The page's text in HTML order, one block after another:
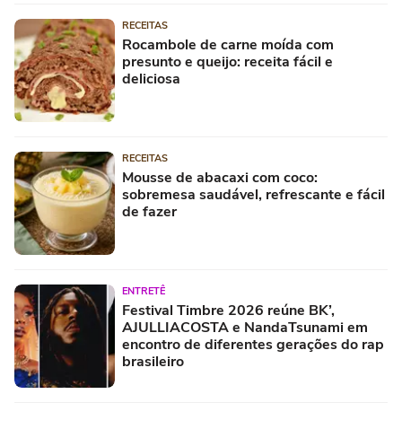
RECEITAS
Rocambole de carne moída com
presunto e queijo: receita fácil e
deliciosa
RECEITAS
Mousse de abacaxi com coco:
sobremesa saudável, refrescante e fácil
de fazer
ENTRETÊ
Festival Timbre 2026 reúne BK’,
AJULLIACOSTA e NandaTsunami em
encontro de diferentes gerações do rap
brasileiro